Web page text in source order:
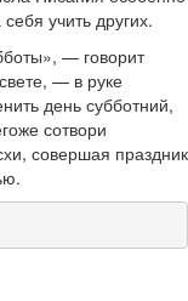
учить других.
— говорит
— в руке
день субботний,
сотвори
совершая праздник